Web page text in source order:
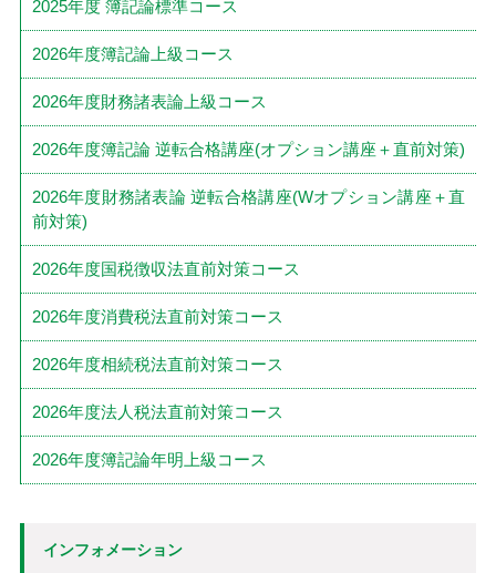
2025年度 簿記論標準コース
2026年度簿記論上級コース
2026年度財務諸表論上級コース
2026年度簿記論 逆転合格講座(オプション講座＋直前対策)
2026年度財務諸表論 逆転合格講座(Wオプション講座＋直
前対策)
2026年度国税徴収法直前対策コース
2026年度消費税法直前対策コース
2026年度相続税法直前対策コース
2026年度法人税法直前対策コース
2026年度簿記論年明上級コース
インフォメーション